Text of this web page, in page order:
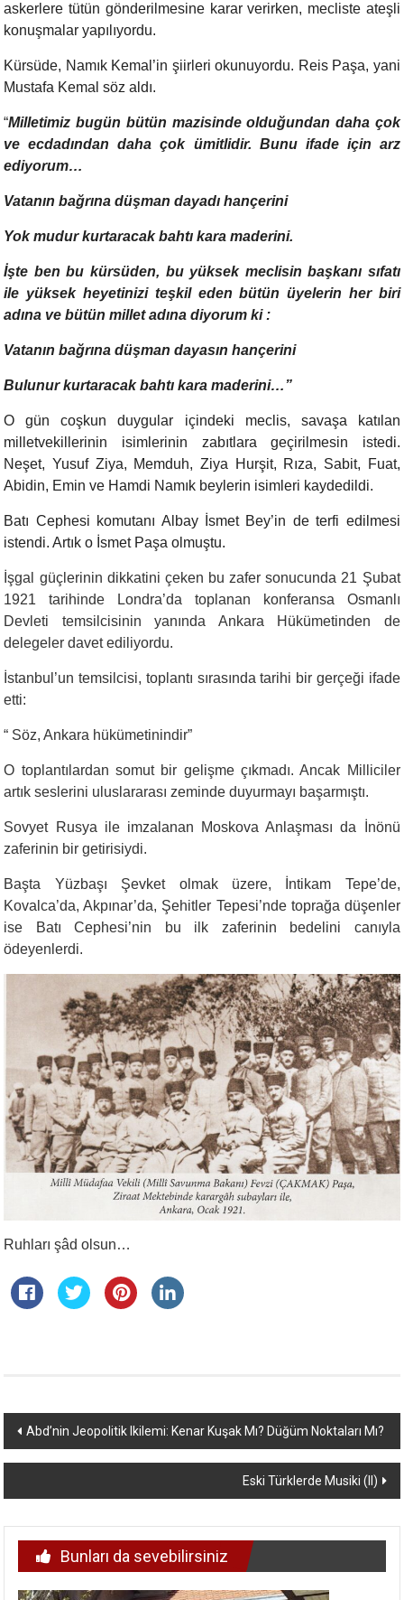
askerlere tütün gönderilmesine karar verirken, mecliste ateşli
konuşmalar yapılıyordu.
Kürsüde, Namık Kemal’in şiirleri okunuyordu. Reis Paşa, yani
Mustafa Kemal söz aldı.
“Milletimiz bugün bütün mazisinde olduğundan daha çok
ve ecdadından daha çok ümitlidir. Bunu ifade için arz
ediyorum…
Vatanın bağrına düşman dayadı hançerini
Yok mudur kurtaracak bahtı kara maderini.
İşte ben bu kürsüden, bu yüksek meclisin başkanı sıfatı
ile yüksek heyetinizi teşkil eden bütün üyelerin her biri
adına ve bütün millet adına diyorum ki :
Vatanın bağrına düşman dayasın hançerini
Bulunur kurtaracak bahtı kara maderini…”
O gün coşkun duygular içindeki meclis, savaşa katılan
milletvekillerinin isimlerinin zabıtlara geçirilmesin istedi.
Neşet, Yusuf Ziya, Memduh, Ziya Hurşit, Rıza, Sabit, Fuat,
Abidin, Emin ve Hamdi Namık beylerin isimleri kaydedildi.
Batı Cephesi komutanı Albay İsmet Bey’in de terfi edilmesi
istendi. Artık o İsmet Paşa olmuştu.
İşgal güçlerinin dikkatini çeken bu zafer sonucunda 21 Şubat
1921 tarihinde Londra’da toplanan konferansa Osmanlı
Devleti temsilcisinin yanında Ankara Hükümetinden de
delegeler davet ediliyordu.
İstanbul’un temsilcisi, toplantı sırasında tarihi bir gerçeği ifade
etti:
“ Söz, Ankara hükümetinindir”
O toplantılardan somut bir gelişme çıkmadı. Ancak Milliciler
artık seslerini uluslararası zeminde duyurmayı başarmıştı.
Sovyet Rusya ile imzalanan Moskova Anlaşması da İnönü
zaferinin bir getirisiydi.
Başta Yüzbaşı Şevket olmak üzere, İntikam Tepe’de,
Kovalca’da, Akpınar’da, Şehitler Tepesi’nde toprağa düşenler
ise Batı Cephesi’nin bu ilk zaferinin bedelini canıyla
ödeyenlerdi.
Ruhları şâd olsun…
Yazı
dolaşımı
Abd’nin Jeopolitik Ikilemi: Kenar Kuşak Mı? Düğüm Noktaları Mı?
Eski Türklerde Musiki (II)
Bunları da sevebilirsiniz